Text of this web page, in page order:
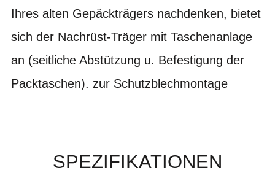
Ihres alten Gepäckträgers nachdenken, bietet
sich der Nachrüst-Träger mit Taschenanlage
an (seitliche Abstützung u. Befestigung der
Packtaschen). zur Schutzblechmontage
SPEZIFIKATIONEN